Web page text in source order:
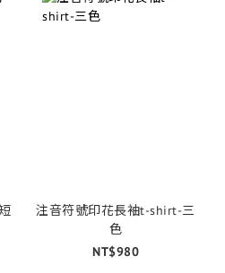
注音符號印花長袖t-shirt-三
色
NT$980